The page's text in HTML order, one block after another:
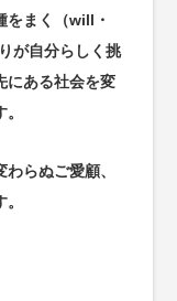
をまく（will・
が自分らしく挑
にある社会を変
らぬご愛顧、